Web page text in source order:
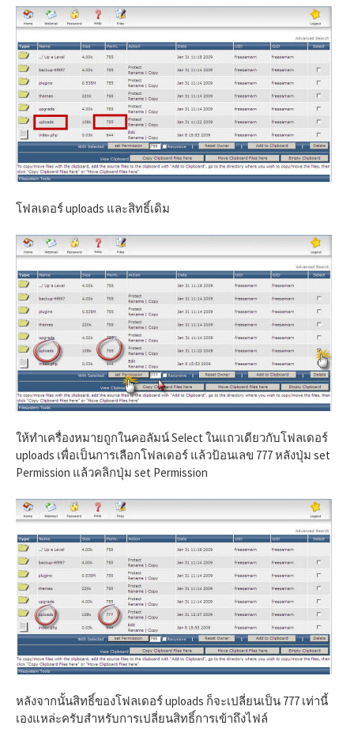
โฟลเดอร์ uploads และสิทธิ์เดิม
ให้ทำเครื่องหมายถูกในคอลัมน์ Select ในแถวเดียวกับโฟลเดอร์
uploads เพื่อเป็นการเลือกโฟลเดอร์ แล้วป้อนเลข 777 หลังปุ่ม set
Permission แล้วคลิกปุ่ม set Permission
หลังจากนั้นสิทธิ์ของโฟลเดอร์ uploads ก็จะเปลี่ยนเป็น 777 เท่านี้
เองแหล่ะครับสำหรับการเปลี่ยนสิทธิ์การเข้าถึงไฟล์